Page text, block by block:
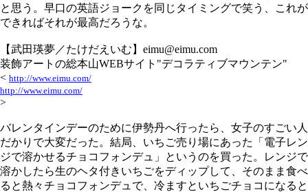
と思う。早口の英語ジョークを同じタイミングで笑う、これが
できればそれが最高だろうな。
【武田瑛夢／たけだえいむ】eimu@eimu.com
装飾アートの総本山WEBサイト"デコラティブマウンテン"
< http://www.eimu.com/
http://www.eimu.com/
>
バレンタインデーのために伊勢丹へ行ったら、女子のすごい人
だかりで大変だった。結局、いちご売り場にあった「電子レン
ジで溶かせるチョコフォンデュ」というのを買った。レンジで
溶かしたら生のヘタ付きいちごをディップして、そのまま食べ
ると熱々チョコフォンデュで、冷ますといちごチョコになると